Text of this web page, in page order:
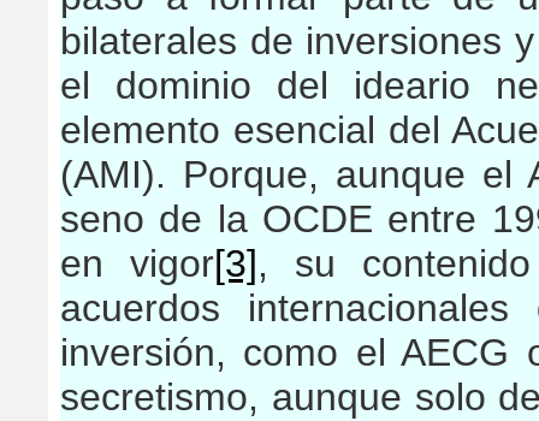
bilaterales de inversiones
el dominio del ideario
elemento esencial del
(AMI). Porque, aunque
seno de la OCDE entre
en vigor[3], su
acuerdos
inversión, como el
secretismo, aunque solo